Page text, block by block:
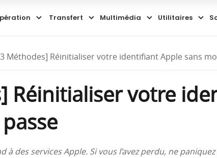
Transfert Multimédia Utilitaires
Méthodes] Réinitialiser votre identifiant Apple sans
Réinitialiser votre
des services Apple. Si vous l’avez perdu, ne